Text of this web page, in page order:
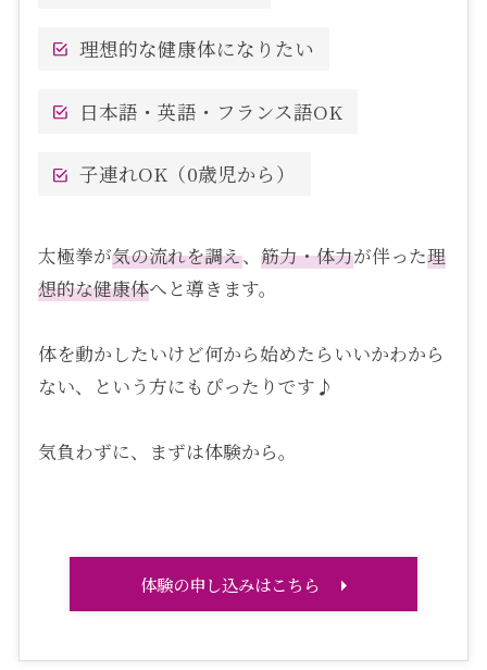
理想的な健康体になりたい
日本語・英語・フランス語OK
子連れOK（0歳児から）
太極拳が気の流れを調え、 筋力・体力が伴った理
想的な健康体へと導きます。
体を動かしたいけど何から始めたらいいかわから
ない、という方にもぴったりです♪
気負わずに、まずは体験から。
体験の申し込みはこちら